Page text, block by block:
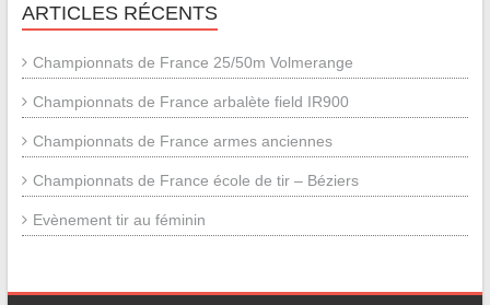
ARTICLES RÉCENTS
Championnats de France 25/50m Volmerange
Championnats de France arbalète field IR900
Championnats de France armes anciennes
Championnats de France école de tir – Béziers
Evènement tir au féminin